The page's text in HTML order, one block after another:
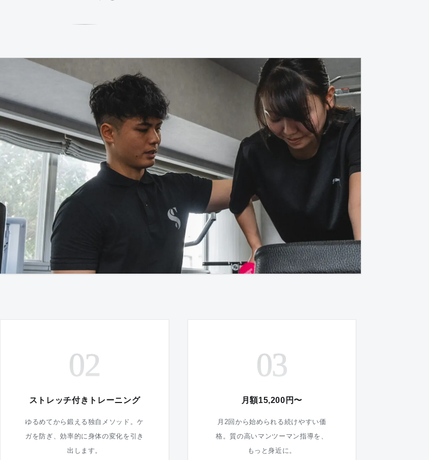
02
ストレッチ付きトレーニング
ゆるめてから鍛える独自メソッド。ケ
ガを防ぎ、効率的に身体の変化を引き
出します。
03
月額15,200円〜
月2回から始められる続けやすい価
格。質の高いマンツーマン指導を、
もっと身近に。